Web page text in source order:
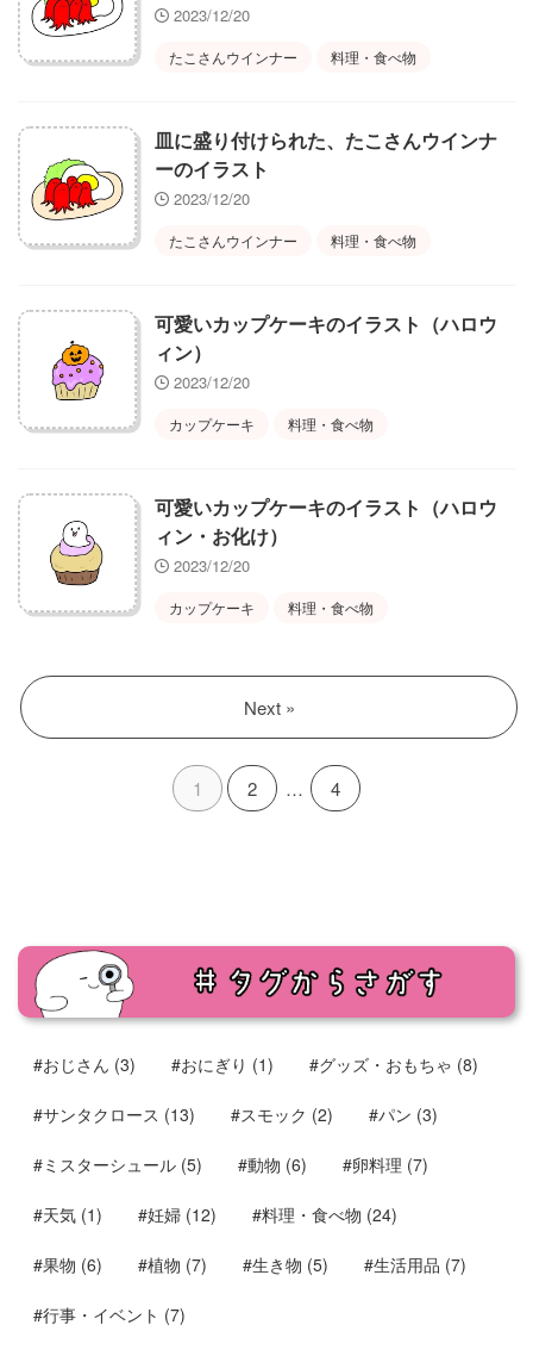
2023/12/20
たこさんウインナー 料理・食べ物
皿に盛り付けられた、たこさんウインナ
ーのイラスト
2023/12/20
たこさんウインナー 料理・食べ物
可愛いカップケーキのイラスト（ハロウ
ィン）
2023/12/20
カップケーキ 料理・食べ物
可愛いカップケーキのイラスト（ハロウ
ィン・お化け）
2023/12/20
カップケーキ 料理・食べ物
1 2 … 4
Next »
#おじさん (3) #おにぎり (1) #グッズ・おもちゃ (8)
#サンタクロース (13) #スモック (2) #パン (3)
#ミスターシュール (5) #動物 (6) #卵料理 (7)
#天気 (1) #妊婦 (12) #料理・食べ物 (24)
#果物 (6) #植物 (7) #生き物 (5) #生活用品 (7)
#行事・イベント (7)